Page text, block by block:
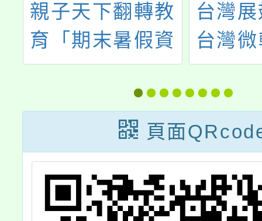
親子天下翻轉教
育「期末暑假資
源專區」及「挺
教師優惠方案」
台灣
台灣
素養
全》
線
頁面